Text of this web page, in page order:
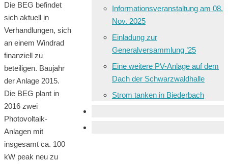
Die BEG befindet
sich aktuell in
Verhandlungen, sich
an einem Windrad
finanziell zu
beteiligen. Baujahr
der Anlage 2015.
Die BEG plant in
2016 zwei
Photovoltaik-
Anlagen mit
insgesamt ca. 100
kW peak neu zu
Informationsveranstaltung am 08.
Nov. 2025
Einladung zur
Generalversammlung ’25
Eine weitere PV-Anlage auf dem
Dach der Schwarzwaldhalle
Strom tanken in Biederbach